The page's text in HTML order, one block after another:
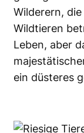
Wilderern,
Wildtieren
Leben, aber
ein düsteres